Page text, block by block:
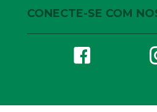
CONECTE-SE COM